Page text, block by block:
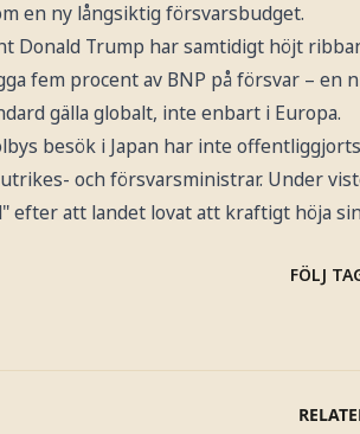
en ny långsiktig försvarsbudget.
Donald Trump har samtidigt höjt
fem procent av BNP på försvar – en
gälla globalt, inte enbart i Europa.
besök i Japan har inte
och försvarsministrar. Under
efter att landet lovat att kraftigt höja
FÖLJ